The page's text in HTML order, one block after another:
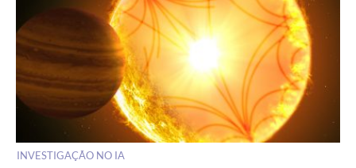
INVESTIGAÇÃO NO IA